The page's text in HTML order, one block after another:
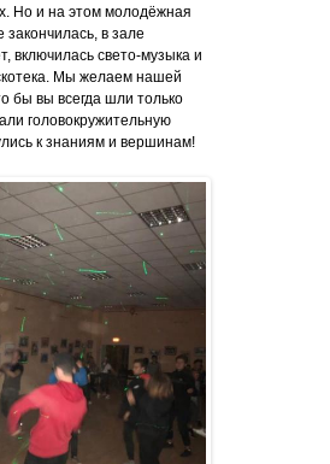
Но и на этом молодёжная
закончилась, в зале
включилась свето-музыка и
Мы желаем нашей
бы вы всегда шли только
головокружительную
к знаниям и вершинам!